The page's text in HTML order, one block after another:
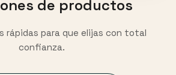
de productos
rápidas para que elijas con total
confianza.